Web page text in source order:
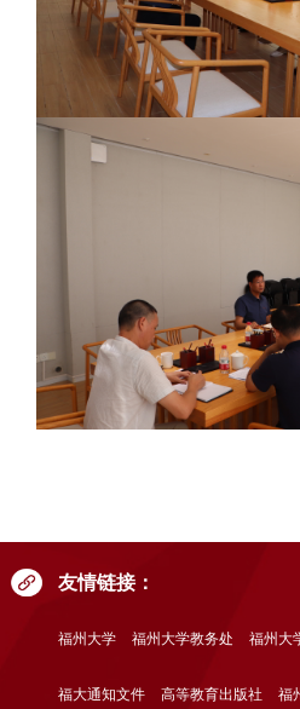
友情链接：
福州大学 福州大学教务处 福州大
福大通知文件 高等教育出版社 福